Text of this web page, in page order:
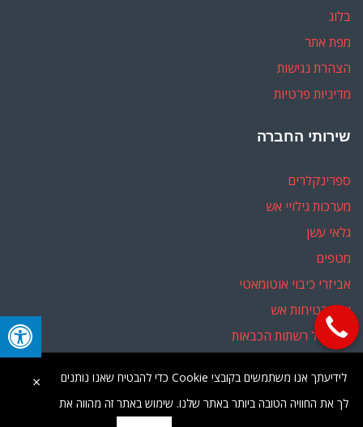
בלוג
מפת אתר
הצהרת נגישות
מדיניות פרטיות
שירותי החברה
ספרינקלרים
מערכות גילויי אש
גלאי עשן
מטפים
אביזרי כיבוי אוטומאטי
יועץ בטיחות אש
ליווי מול רשתות הכבאות
כל הזכויות שמורות | מפת אתר
×
לידיעתך אנו משתמשים בקובצי Cookie כדי להבטיח שאנו נותנים
לך את החוויה הטובה ביותר באתר שלנו. שימוש באתר זה מהווה את